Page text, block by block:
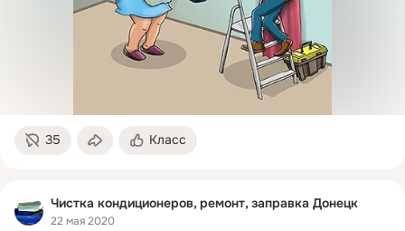
35 Класс
Чистка кондиционеров, ремонт, заправка Донецк
22 мая 2020